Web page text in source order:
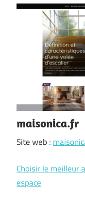
maisonica.fr
Site web :
Choisir le meilleur
espace